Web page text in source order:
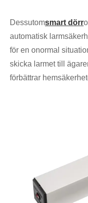
Dessutomsmart dörr
automatisk
för en onormal
skicka larmet till
förbättrar